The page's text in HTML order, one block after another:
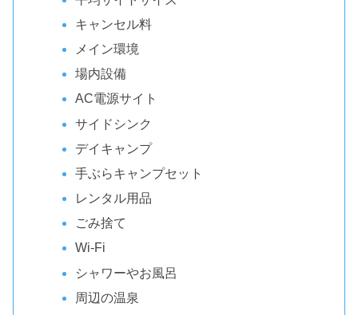
キャンセル料
メイン環境
場内設備
AC電源サイト
サイドシンク
デイキャンプ
手ぶらキャンプセット
レンタル用品
ごみ捨て
Wi-Fi
シャワーやお風呂
周辺の温泉